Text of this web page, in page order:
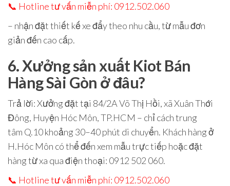
📞 Hotline tư vấn miễn phí: 0912.502.060
– nhận đặt thiết kế xe đẩy theo nhu cầu, từ mẫu đơn
giản đến cao cấp.
6. Xưởng sản xuất Kiot Bán
Hàng Sài Gòn ở đâu?
Trả lời: Xưởng đặt tại 84/2A Võ Thị Hồi, xã Xuân Thới
Đông, Huyện Hóc Môn, TP.HCM – chỉ cách trung
tâm Q.10khoảng 30–40 phút di chuyển. Khách hàng ở
H.Hóc Môn có thể đến xem mẫu trực tiếp hoặc đặt
hàng từ xa qua điện thoại: 0912 502 060.
📞 Hotline tư vấn miễn phí: 0912.502.060